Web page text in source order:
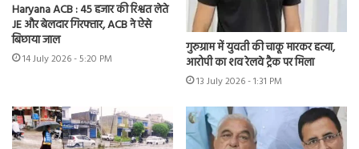
Haryana ACB : 45 हजार की रिश्वत लेते
JE और बेलदार गिरफ्तार, ACB ने ऐसे
बिछाया जाल
14 July 2026 - 5:20 PM
गुरुग्राम में युवती की चाकू मारकर हत्या,
आरोपी का शव रेलवे ट्रैक पर मिला
13 July 2026 - 1:31 PM